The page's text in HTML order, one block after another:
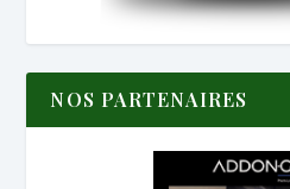
NOS PARTENAIRES